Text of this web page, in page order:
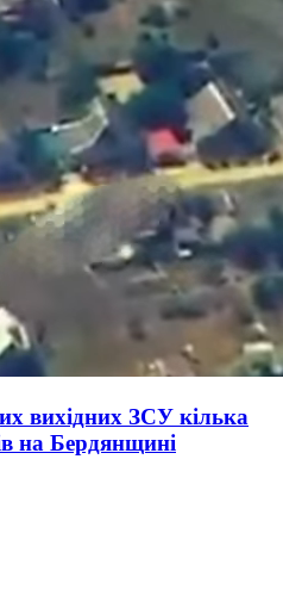
вихідних ЗСУ кілька
на Бердянщині